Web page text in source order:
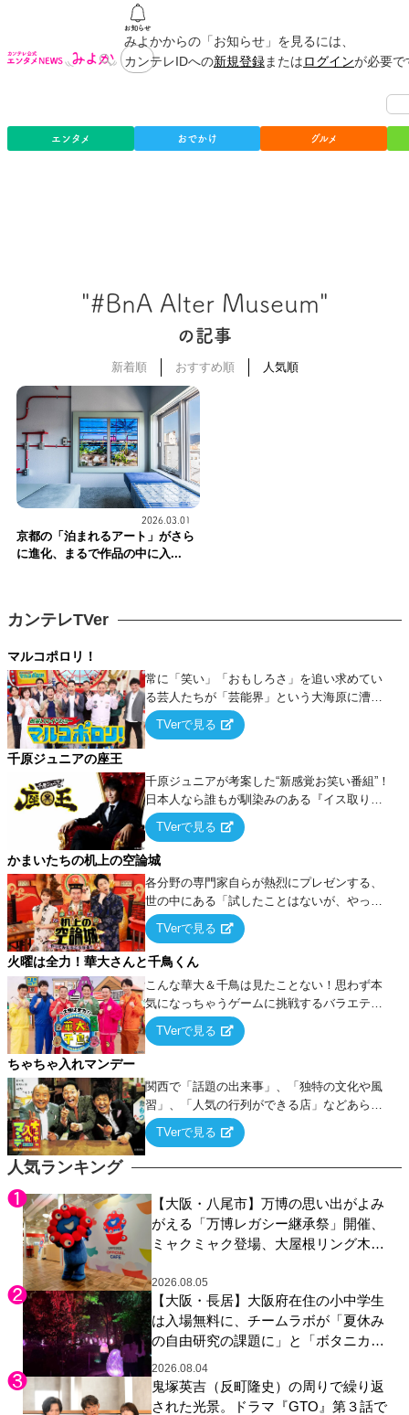
みよかからの「お知らせ」を見るには、
カンテレIDへの新規登録またはログインが必要
エンタメ おでかけ グルメ
"#BnA Alter Museum"
の記事
新着順 おすすめ順 人気順
2026.03.01
京都の「泊まれるアート」がさら
に進化、まるで作品の中に入...
人気ランキング
【大阪・八尾市】万博の思い出がよみ
がえる「万博レガシー継承祭」開催、
ミャクミャク登場、大屋根リング木材
展示も
2026.08.05
【大阪・長居】大阪府在住の小中学生
は入場無料に、チームラボが「夏休み
の自由研究の課題に」と「ボタニカル
ガーデン 大阪」へ招待
2026.08.04
鬼塚英吉（反町隆史）の周りで繰り返
された光景。ドラマ『GTO』第３話で
カンテレTVer
マルコポロリ！
常に「笑い」「おもしろさ」を追い求めてい
る芸人たちが「芸能界」という大海原に漕ぎ
出でて、新たなオモシロ人間を発掘する！
TVerで見る
千原ジュニアの座王
千原ジュニアが考案した“新感覚お笑い番組”！
日本人なら誰もが馴染みのある『イス取りゲ
ーム』をベースに、大喜利・ギャグ・モノボ
ケ・歌…など様々なお題で芸人がショートネ
タを競い合う！
TVerで見る
かまいたちの机上の空論城
各分野の専門家自らが熱烈にプレゼンする、
世の中にある「試したことはないが、やって
みたらこうなる！…ハズ」という“机上の空
論”に若手芸人らがカラダを張って挑む！
TVerで見る
火曜は全力！華大さんと千鳥くん
こんな華大＆千鳥は見たことない！思わず本
気になっちゃうゲームに挑戦するバラエティ
ー！
TVerで見る
ちゃちゃ入れマンデー
関西で「話題の出来事」、「独特の文化や風
習」、「人気の行列ができる店」などあらゆ
るテーマについて好き放題にちゃちゃを入れ
ていく関西色を前面に押し出したトークバラ
TVerで見る